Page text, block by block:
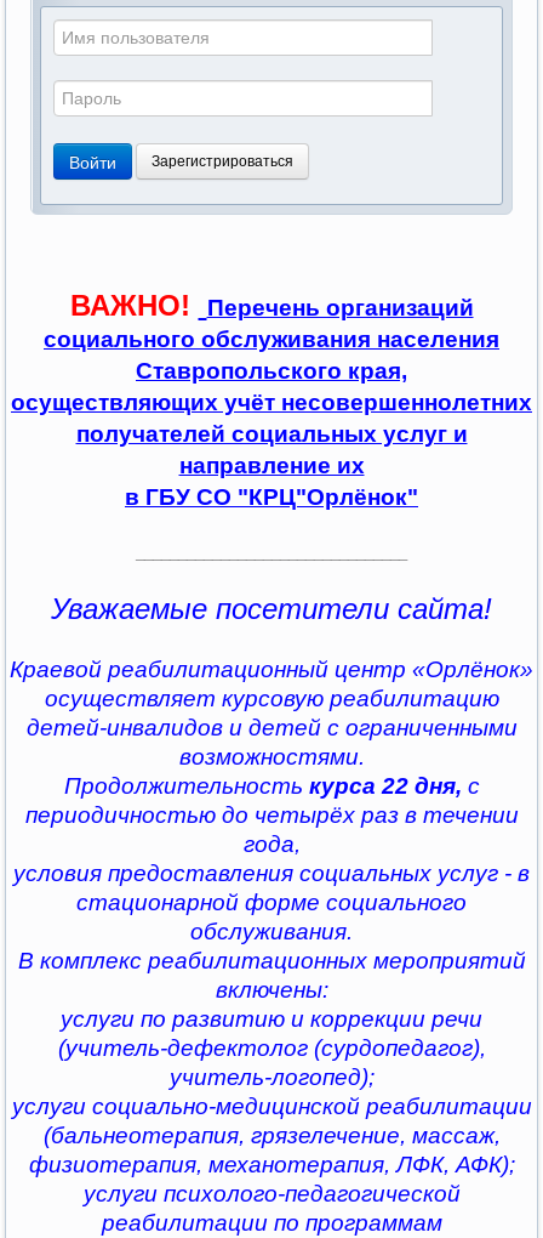
Войти Зарегистрироваться
ВАЖНО!
Перечень организаций
социального обслуживания населения
Ставропольского края,
осуществляющих учёт несовершеннолетних
получателей социальных услуг и
направление их
в ГБУ СО "КРЦ"Орлёнок"
Уважаемые посетители сайта!
Краевой реабилитационный центр «Орлёнок»
осуществляет курсовую реабилитацию
детей-инвалидов и детей с ограниченными
возможностями.
Продолжительность курса 22 дня, с
периодичностью до четырёх раз в течении
года,
условия предоставления социальных услуг - в
стационарной форме социального
обслуживания.
В комплекс реабилитационных мероприятий
включены:
услуги по развитию и коррекции речи
(учитель-дефектолог (сурдопедагог),
учитель-логопед);
услуги социально-медицинской реабилитации
(бальнеотерапия, грязелечение, массаж,
физиотерапия, механотерапия, ЛФК, АФК);
услуги психолого-педагогической
реабилитации по программам